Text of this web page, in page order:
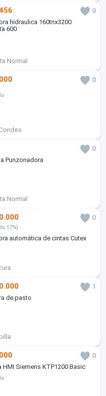
0
hidraulica 160tnx3200
600
Normal
0
0
Punzonadora
Normal
0
17%)
automática de cintas Cutex
1
de pasto
0
HMI Siemens KTP1200 Basic